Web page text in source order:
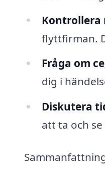
Kontrollera
flyttfirman.
Fråga om
dig i
Diskutera
att ta och